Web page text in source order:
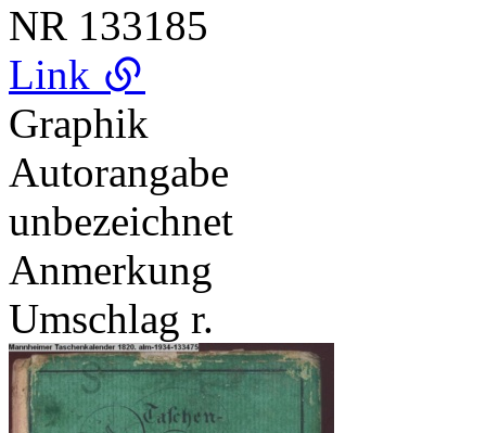
NR 133185
Link
Graphik
Autorangabe
unbezeichnet
Anmerkung
Umschlag r.